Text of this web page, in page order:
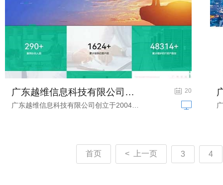
信息服务网站建设 广东越维信息科技有限公司官网建设项目... 20
首页 < 上一页 3 4